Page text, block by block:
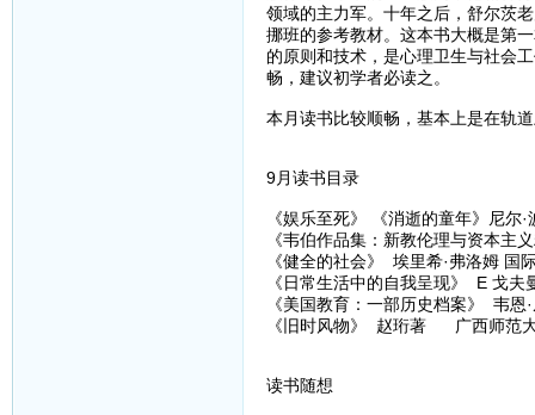
领域的主力军。十年之后，舒尔茨
挪班的参考教材。这本书大概是第
的原则和技术，是心理卫生与社会
畅，建议初学者必读之。
本月读书比较顺畅，基本上是在轨
9月读书目录
《娱乐至死》 《消逝的童年》尼
《韦伯作品集：新教伦理与资本
《健全的社会》 埃里希·弗洛
《日常生活中的自我呈现》 E
《美国教育：一部历史档案》 韦
《旧时风物》 赵珩著 广西
读书随想